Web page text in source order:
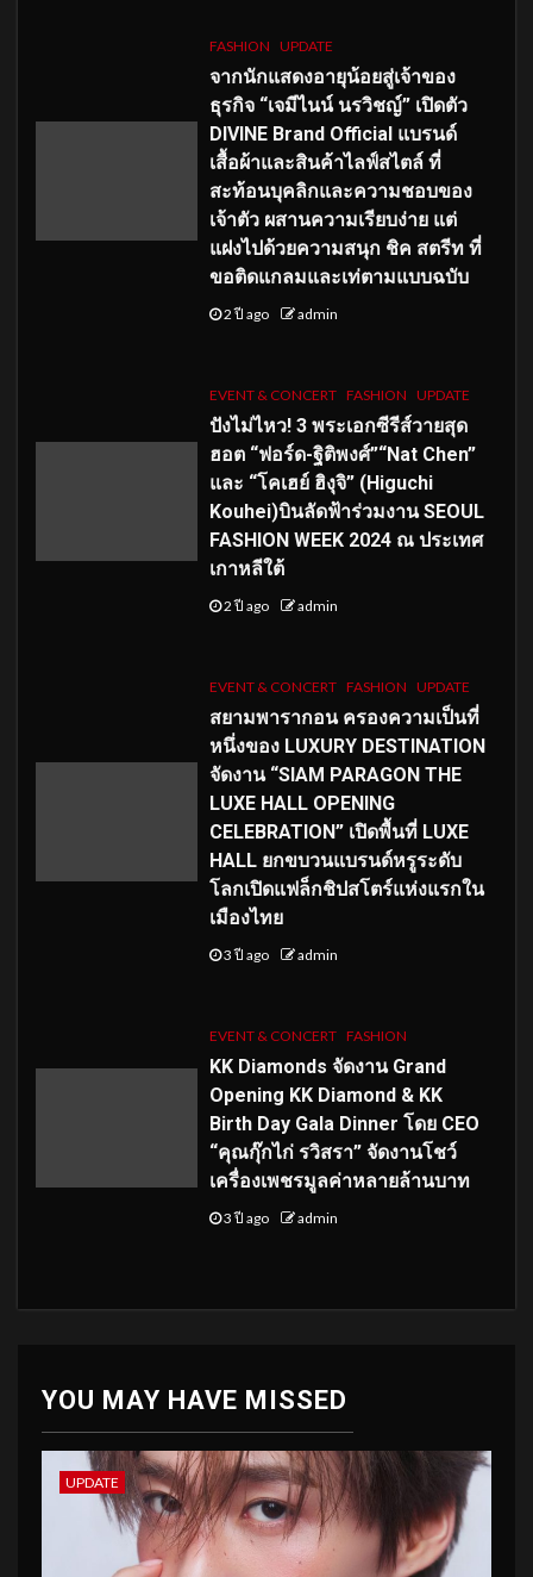
FASHION UPDATE
จากนักแสดงอายุน้อยสู่เจ้าของ
ธุรกิจ “เจมีไนน์ นรวิชญ์” เปิดตัว
DIVINE Brand Official แบรนด์
เสื้อผ้าและสินค้าไลฟ์สไตล์ ที่
สะท้อนบุคลิกและความชอบของ
เจ้าตัว ผสานความเรียบง่าย แต่
แฝงไปด้วยความสนุก ชิค สตรีท ที่
ขอติดแกลมและเท่ตามแบบฉบับ
2 ปี ago admin
EVENT & CONCERT FASHION UPDATE
ปังไม่ไหว! 3 พระเอกซีรีส์วายสุด
ฮอต “ฟอร์ด-ฐิติพงศ์”“Nat Chen”
และ “โคเฮย์ ฮิงุจิ” (Higuchi
Kouhei)บินลัดฟ้าร่วมงาน SEOUL
FASHION WEEK 2024 ณ ประเทศ
เกาหลีใต้
2 ปี ago admin
EVENT & CONCERT FASHION UPDATE
สยามพารากอน ครองความเป็นที่
หนึ่งของ LUXURY DESTINATION
จัดงาน “SIAM PARAGON THE
LUXE HALL OPENING
CELEBRATION” เปิดพื้นที่ LUXE
HALL ยกขบวนแบรนด์หรูระดับ
โลกเปิดแฟล็กชิปสโตร์แห่งแรกใน
เมืองไทย
3 ปี ago admin
EVENT & CONCERT FASHION
KK Diamonds จัดงาน Grand
Opening KK Diamond & KK
Birth Day Gala Dinner โดย CEO
“คุณกุ๊กไก่ รวิสรา” จัดงานโชว์
เครื่องเพชรมูลค่าหลายล้านบาท
3 ปี ago admin
YOU MAY HAVE MISSED
UPDATE